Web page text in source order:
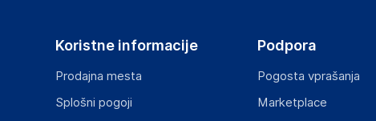
EU, ki zagotavlja skladnost izdelka z zahtevanimi predpisi.
Koristne informacije
Prodajna mesta
Splošni pogoji
Podpora
Pogosta vprašanja
Marketplace